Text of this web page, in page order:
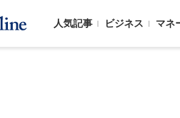
人気記事 ビジネス マネ